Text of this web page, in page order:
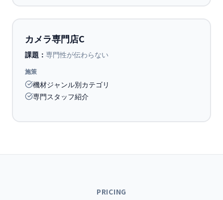
カメラ専門店C
課題： 専門性が伝わらない
施策
機材ジャンル別カテゴリ
専門スタッフ紹介
PRICING